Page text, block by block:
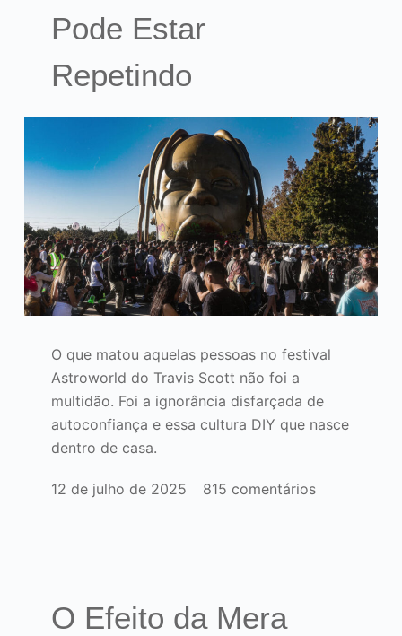
Pode Estar
Repetindo
O que matou aquelas pessoas no festival
Astroworld do Travis Scott não foi a
multidão. Foi a ignorância disfarçada de
autoconfiança e essa cultura DIY que nasce
dentro de casa.
12 de julho de 2025 815 comentários
O Efeito da Mera